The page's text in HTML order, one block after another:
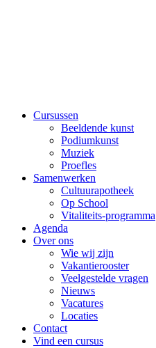
Cursussen
Beeldende kunst
Podiumkunst
Muziek
Proefles
Samenwerken
Cultuurapotheek
Op School
Vitaliteits-programma
Agenda
Over ons
Wie wij zijn
Vakantierooster
Veelgestelde vragen
Nieuws
Vacatures
Locaties
Contact
Vind een cursus